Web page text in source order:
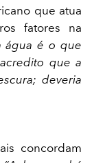
que atua
fatores na
água é o que
que a
deveria
concordam